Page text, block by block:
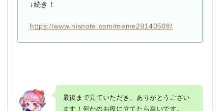
↓続き！
https://www.nisnote.com/meme20140508/
最後まで見ていただき、ありがとうござい
ます！何かのお役に立てたら幸いです。